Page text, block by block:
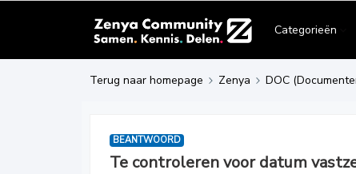
Categorieën
Terug naar homepage Zenya DOC
BEANTWOORD
Te controleren voor datum